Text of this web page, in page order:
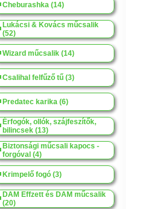
Cheburashka (14)
Lukácsi & Kovács műcsalik
(52)
Wizard műcsalik (14)
Csalihal felfűző tű (3)
Predatec karika (6)
Érfogók, ollók, szájfeszítők,
bilincsek (13)
Biztonsági műcsali kapocs -
forgóval (4)
Krimpelő fogó (3)
DAM Effzett és DAM műcsalik
(20)